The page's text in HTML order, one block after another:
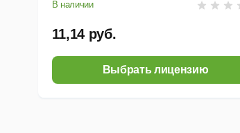
В наличии
11,14 руб.
Выбрать лицензию